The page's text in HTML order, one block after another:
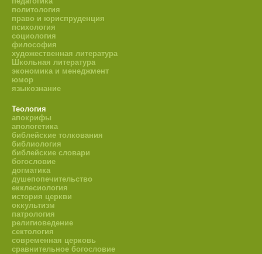
политология
право и юриспруденция
психология
социология
философия
художественная литература
Школьная литература
экономика и менеджмент
юмор
языкознание
Теология
апокрифы
апологетика
библейские толкования
библиология
библейские словари
богословие
догматика
душепопечительство
екклесиология
история церкви
оккультизм
патрология
религиоведение
сектология
современная церковь
сравнительное богословие